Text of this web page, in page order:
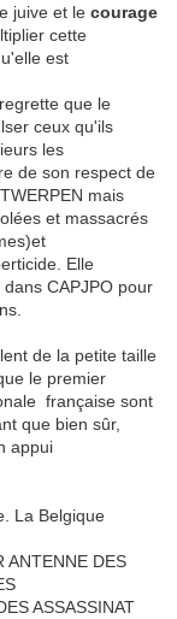
juive et le courage
cette
est
que le
ceux qu'ils
les
de son respect de
mais
et massacrés
Elle
CAPJPO pour
de la petite taille
le premier
française sont
que bien sûr,
appui
La Belgique
ANTENNE DES
ASSASSINAT